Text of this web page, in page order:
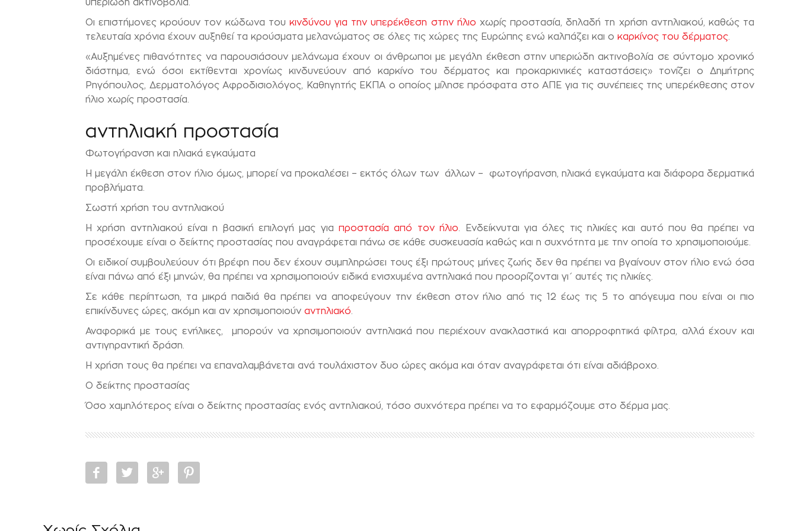
υπεριώδη ακτινοβολία.
Οι επιστήμονες κρούουν τον κώδωνα του κινδύνου για την υπερέκθεση στην ήλιο χωρίς προστασία, δηλαδή τη χρήση αντηλιακού, καθώς τα
τελευταία χρόνια έχουν αυξηθεί τα κρούσματα μελανώματος σε όλες τις χώρες της Ευρώπης ενώ καλπάζει και ο καρκίνος του δέρματος
«Αυξημένες πιθανότητες να παρουσιάσουν μελάνωμα έχουν οι άνθρωποι με μεγάλη έκθεση στην υπεριώδη ακτινοβολία σε σύντομο χρονικό
διάστημα, ενώ όσοι εκτίθενται χρονίως κινδυνεύουν από καρκίνο του δέρματος και προκαρκινικές καταστάσεις» τονίζει ο Δημήτρης
Ρηγόπουλος, Δερματολόγος Αφροδισιολόγος, Καθηγητής ΕΚΠΑ ο οποίος μίλησε πρόσφατα στο ΑΠΕ για τις συνέπειες της υπερέκθεσης στον
ήλιο χωρίς προστασία.
αντηλιακή προστασία
Φωτογήρανση και ηλιακά εγκαύματα
Η μεγάλη έκθεση στον ήλιο όμως, μπορεί να προκαλέσει – εκτός όλων των άλλων – φωτογήρανση, ηλιακά εγκαύματα και διάφορα δερματικά
προβλήματα.
Σωστή χρήση του αντηλιακού
Η χρήση αντηλιακού είναι η βασική επιλογή μας γιαπροστασία από τον ήλιο . Ενδείκνυται για όλες τις ηλικίες και αυτό που θα πρέπει να
προσέχουμε είναι ο δείκτης προστασίας που αναγράφεται πάνω σε κάθε συσκευασία καθώς και η συχνότητα με την οποία το χρησιμοποιούμε.
Οι ειδικοί συμβουλεύουν ότι βρέφη που δεν έχουν συμπληρώσει τους έξι πρώτους μήνες ζωής δεν θα πρέπει να βγαίνουν στον ήλιο ενώ όσα
είναι πάνω από έξι μηνών, θα πρέπει να χρησιμοποιούν ειδικά ενισχυμένα αντηλιακά που προορίζονται γι΄ αυτές τις ηλικίες.
Σε κάθε περίπτωση, τα μικρά παιδιά θα πρέπει να αποφεύγουν την έκθεση στον ήλιο από τις 12 έως τις 5 το απόγευμα που είναι οι πιο
επικίνδυνες ώρες, ακόμη και αν χρησιμοποιούν αντηλιακό
Αναφορικά με τους ενήλικες, μπορούν να χρησιμοποιούν αντηλιακά που περιέχουν ανακλαστικά και απορροφητικά φίλτρα, αλλά έχουν και
αντιγηραντική δράση.
Η χρήση τους θα πρέπει να επαναλαμβάνεται ανά τουλάχιστον δυο ώρες ακόμα και όταν αναγράφεται ότι είναι αδιάβροχο.
Ο δείκτης προστασίας
Όσο χαμηλότερος είναι ο δείκτης προστασίας ενός αντηλιακού, τόσο συχνότερα πρέπει να το εφαρμόζουμε στο δέρμα μας.